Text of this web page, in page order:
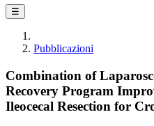
☰
Pubblicazioni
Combination of
Recovery Program
Ileocecal Resection for